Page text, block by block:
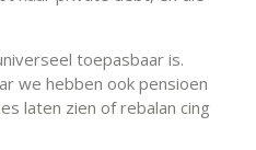
toepasbaar is.
we hebben ook pensioen
laten zien of rebalan cing